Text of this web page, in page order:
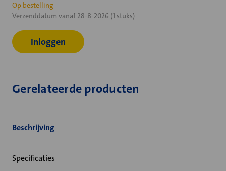
Huidige
voorraad:
Op bestelling
Verzenddatum vanaf 28-8-2026 (1 stuks)
Inloggen
Gerelateerde producten
Beschrijving
Specificaties